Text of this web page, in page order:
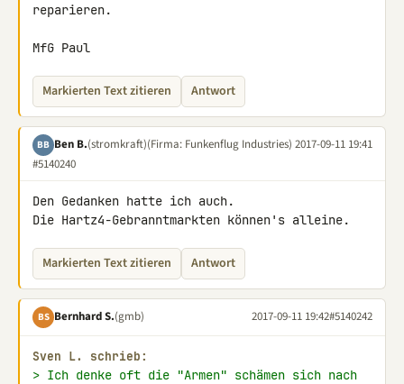
reparieren.
MfG Paul
Markierten Text zitieren Antwort
BB Ben B.(stromkraft)(Firma: Funkenflug Industries) 2017-09-11 19:41
#5140240
Den Gedanken hatte ich auch.
Die Hartz4-Gebranntmarkten können's alleine.
Markierten Text zitieren Antwort
BS Bernhard S.(gmb) 2017-09-11 19:42#5140242
Sven L. schrieb:
> Ich denke oft die "Armen" schämen sich nach